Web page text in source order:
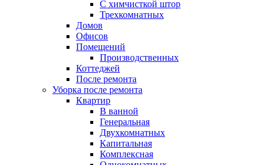
С химчисткой штор
Трехкомнатных
Домов
Офисов
Помещений
Производственных
Коттеджей
После ремонта
Уборка после ремонта
Квартир
В ванной
Генеральная
Двухкомнатных
Капитальная
Комплексная